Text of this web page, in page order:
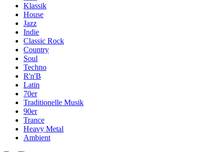
Klassik
House
Jazz
Indie
Classic Rock
Country
Soul
Techno
R'n'B
Latin
70er
Traditionelle Musik
90er
Trance
Heavy Metal
Ambient